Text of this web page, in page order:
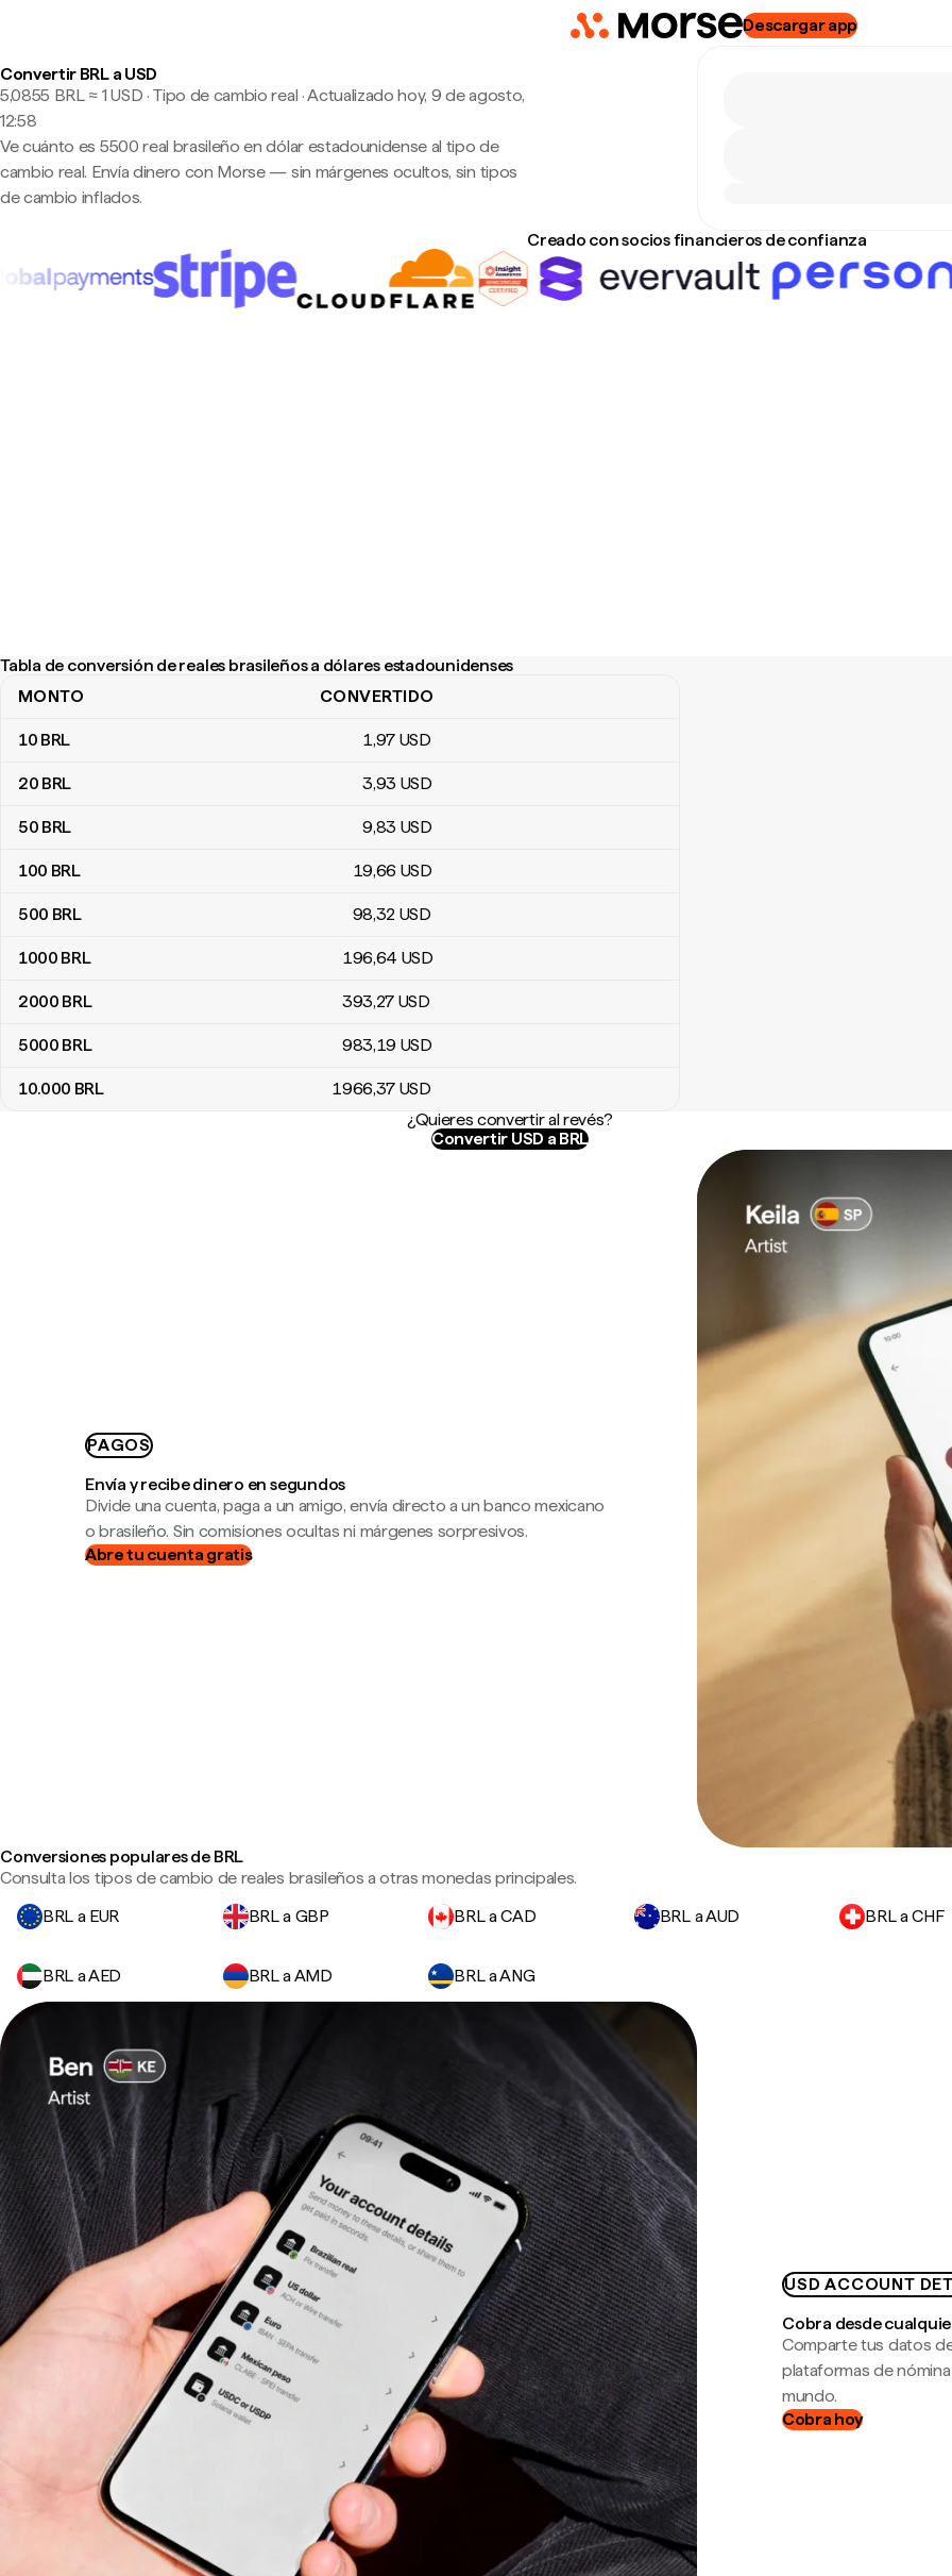
Descargar app
Convertir BRL a USD
5,0855 BRL ≈ 1 USD · Tipo de cambio real ·Actualizado hoy, 9 de agosto,
12:58
Ve cuánto es 5500 real brasileño en dólar estadounidense al tipo de
cambio real. Envía dinero con Morse — sin márgenes ocultos, sin tipos
de cambio inflados.
Creado con socios financieros de confianza
Tabla de conversión de reales brasileños a dólares estadounidenses
Tabla de conversión de reales brasileños a dólares estadounidenses
MONTO CONVERTIDO
10 BRL 1,97 USD
20 BRL 3,93 USD
50 BRL 9,83 USD
100 BRL 19,66 USD
500 BRL 98,32 USD
1000 BRL 196,64 USD
2000 BRL 393,27 USD
5000 BRL 983,19 USD
10.000 BRL 1966,37 USD
¿Quieres convertir al revés?
Convertir USD a BRL
PAGOS
Envía y recibe dinero en segundos
Divide una cuenta, paga a un amigo, envía directo a un banco mexicano
o brasileño. Sin comisiones ocultas ni márgenes sorpresivos.
Abre tu cuenta gratis
Conversiones populares de BRL
Consulta los tipos de cambio de reales brasileños a otras monedas principales.
BRL a EUR
BRL a GBP BRL a CAD BRL a AUD BRL a CHF
BRL a AED BRL a AMD BRL a ANG
USD ACCOUNT
Cobra desde
Comparte tus datos
plataformas de
mundo.
Cobra hoy